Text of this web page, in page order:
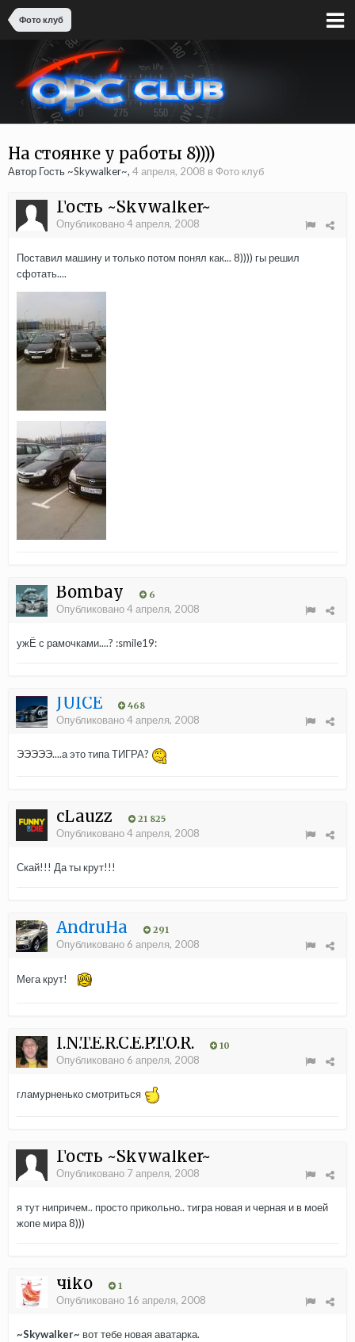
Фото клуб
На стоянке у работы 8))))
Автор Гость ~Skywalker~, 4 апреля, 2008 в Фото клуб
Гость ~Skywalker~
Опубликовано4 апреля, 2008
Поставил машину и только потом понял как... 8)))) гы решил
сфотать....
Bombay 6
Опубликовано4 апреля, 2008
ужЁ с рамочками....? :smile19:
JUICE 468
Опубликовано4 апреля, 2008
ЭЭЭЭЭ....а это типа ТИГРА?
cLauzz 21 825
Опубликовано4 апреля, 2008
Скай!!! Да ты крут!!!
AndruHa 291
Опубликовано 6 апреля, 2008
Мега крут!
I.N.T.E.R.C.E.P.T.O.R. 10
Опубликовано 6 апреля, 2008
гламурненько смотриться
Гость ~Skywalker~
Опубликовано 7 апреля, 2008
я тут нипричем.. просто прикольно.. тигра новая и черная и в моей
жопе мира 8)))
чiko 1
Опубликовано 16 апреля, 2008
~Skywalker~ вот тебе новая аватарка.